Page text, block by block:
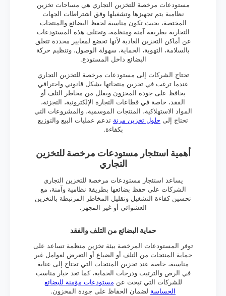
مستودعات مرخصة للتخزين التجاري هي مساحات تخزين
نظامية يتم تجهيزها وتشغيلها وفق اشتراطات الجهات
المختصة، بحيث تكون مناسبة لحفظ البضائع والمنتجات
التجارية بطريقة آمنة ومنظمة، وتختلف هذه المستودعات
عن أماكن التخزين العادية لأنها تخضع لمعايير محددة تتعلق
بالسلامة، التهوية، الحماية، سهولة الوصول، وتنظيم حركة
البضائع داخل المستودع.
تحتاج الشركات إلى مستودعات مرخصة للتخزين التجاري
عندما ترغب في تخزين منتجاتها بشكل قانوني واحترافي
يحافظ على جودة المخزون ويقلل من مخاطر التلف أو
الفقد، خاصة في قطاعات التجارة الإلكترونية، التجزئة،
المواد الاستهلاكية، المنتجات الموسمية، والمشروعات التي
تحتاج إلى حلول تخزين مرنة تدعم عمليات البيع والتوزيع
بكفاءة.
أهمية استئجار مستودعات مرخصة للتخزين
التجاري
يساعد استئجار مستودعات مرخصة للتخزين التجاري
الشركات على حفظ بضائعها بطريقة نظامية وآمنة، مع
تحسين كفاءة التشغيل وتقليل المخاطر المرتبطة بالتخزين
العشوائي أو غير المجهز.
حماية البضائع من التلف والفقد
توفر المستودعات المرخصة بيئة تخزين منظمة تساعد على
حماية المنتجات من التلف أو الضياع أو التعرض لعوامل غير
مناسبة، خاصة عند تخزين المنتجات التي تحتاج إلى عناية
في الرص والترتيب ودرجات الحماية، كما تعد خيار مناسب
للشركات التي تبحث عن مستودعات مؤمنة للبضائع
الحساسة لضمان الحفاظ على جودة المخزون.